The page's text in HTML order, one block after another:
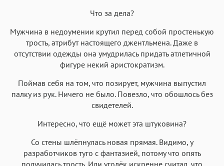
Что за дела?
Мужчина в недоумении крутил перед собой простенькую
трость, атрибут настоящего джентльмена. Даже в
отсутствии одежды она умудрилась придать атлетичной
фигуре некий аристократизм.
Поймав себя на том, что позирует, мужчина выпустил
палку из рук. Ничего не было. Повезло, что обошлось без
свидетелей.
Интересно, что ещё может эта штуковина?
Со стены шлёпнулась новая прямая. Видимо, у
разработчиков туго с фантазией, потому что опять
получилась трость. Или уголёк искренне считал, что